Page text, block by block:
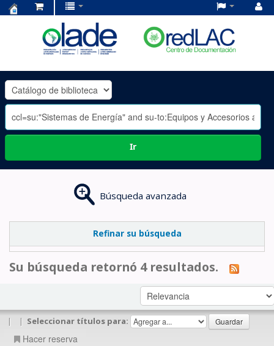
OLADE
-
Ir
Búsqueda avanzada
Refinar su búsqueda
Su búsqueda retornó 4 resultados.
| | Seleccionar títulos para:
Hacer reserva